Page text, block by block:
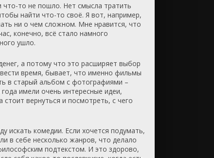
что-то не пошло. Нет смысла тратить
найти что-то своё. Я вот, например,
ни о чем сложном. Мне нравится, что
конечно, всё стало намного
ушло.
а потому что это расширяет выбор
время, бывает, что именно фильмы
в старый альбом с фотографиями –
имели очень интересные идеи,
вернуться и посмотреть, с чего
искать комедии. Если хочется подумать,
в себе несколько жанров, что делало
подтекстом. И это здорово,